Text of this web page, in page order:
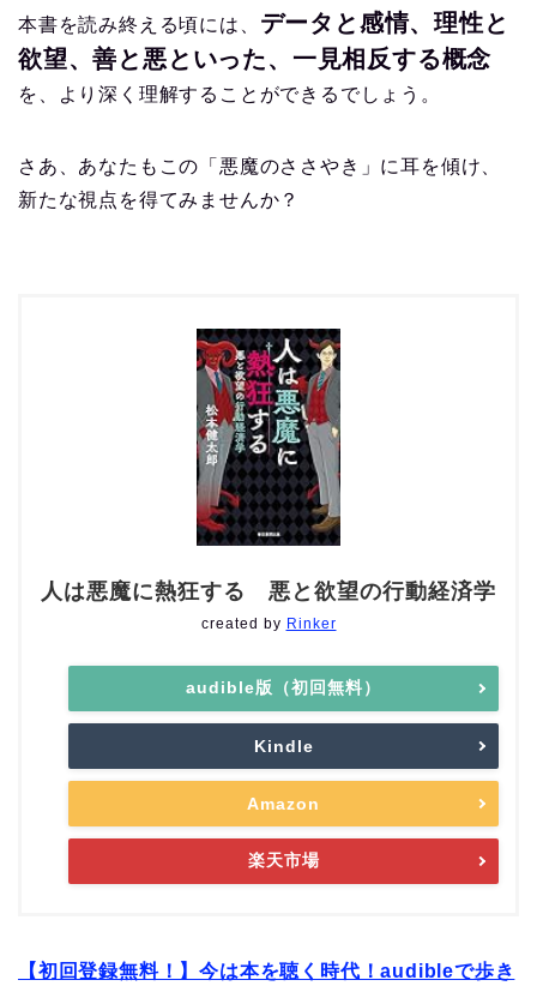
本書を読み終える頃には、 データと感情、理性と
欲望、善と悪といった、一見相反する概念
を、より深く理解することができるでしょう。
さあ、あなたもこの「悪魔のささやき」に耳を傾け、
新たな視点を得てみませんか？
人は悪魔に熱狂する 悪と欲望の行動経済学
created by Rinker
audible版（初回無料）
Kindle
Amazon
楽天市場
【初回登録無料！】今は本を聴く時代！audibleで歩き